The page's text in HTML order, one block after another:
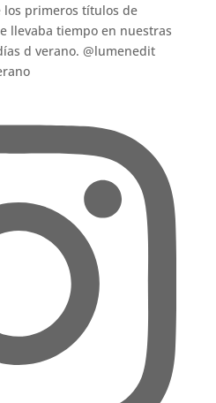
primeros títulos de